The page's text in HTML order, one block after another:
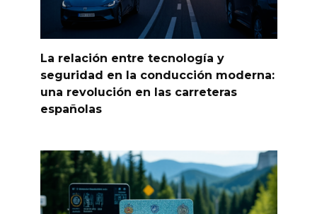
La relación entre tecnología y
seguridad en la conducción moderna:
una revolución en las carreteras
españolas